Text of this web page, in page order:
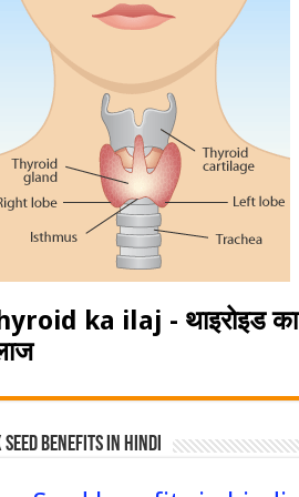
ka ilaj - थाइरोइड का
Seed Benefits in hindi